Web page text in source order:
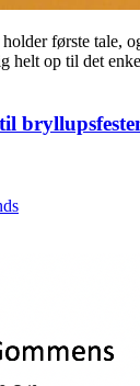
første tale,
helt op til det